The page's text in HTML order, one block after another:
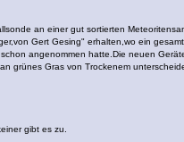
an einer gut sortierten
Gert Gesing" erhalten,wo ein
angenommen hatte.Die neuen
Gras von Trockenem
gibt es zu.